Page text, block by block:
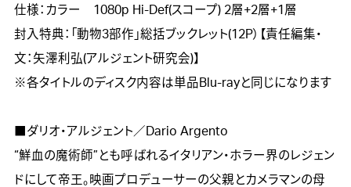
仕様：カラー　1080p Hi-Def(スコープ) 2層+2層+1層
封入特典：「動物3部作」総括ブックレット(12P）【責任編集・
文：矢澤利弘(アルジェント研究会)】
※各タイトルのディスク内容は単品Blu-rayと同じになります
■ダリオ・アルジェント／Dario Argento
“鮮血の魔術師”とも呼ばれるイタリアン・ホラー界のレジェン
ドにして帝王。映画プロデューサーの父親とカメラマンの母